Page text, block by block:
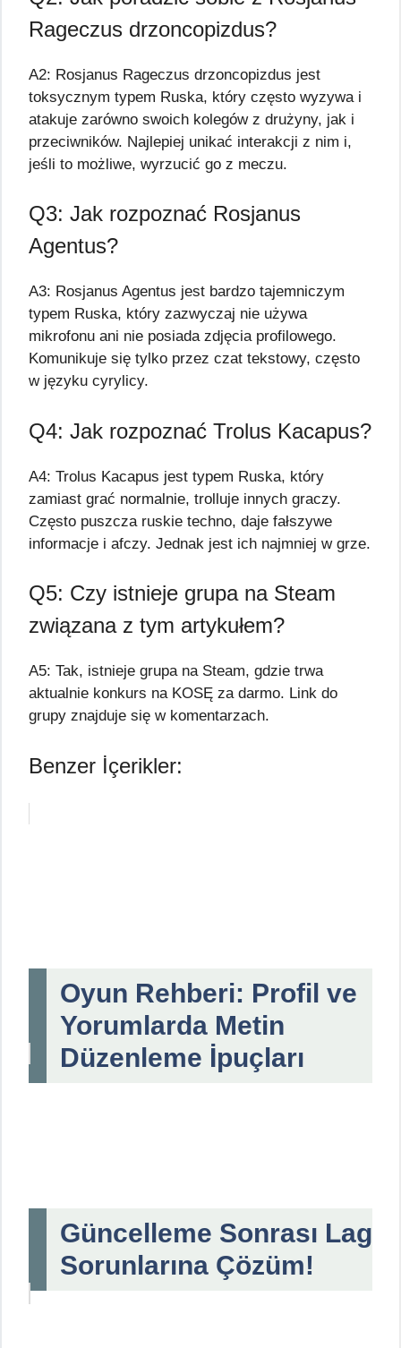
Rageczus drzoncopizdus?
A2: Rosjanus Rageczus drzoncopizdus jest
toksycznym typem Ruska, który często wyzywa i
atakuje zarówno swoich kolegów z drużyny, jak i
przeciwników. Najlepiej unikać interakcji z nim i,
jeśli to możliwe, wyrzucić go z meczu.
Q3: Jak rozpoznać Rosjanus
Agentus?
A3: Rosjanus Agentus jest bardzo tajemniczym
typem Ruska, który zazwyczaj nie używa
mikrofonu ani nie posiada zdjęcia profilowego.
Komunikuje się tylko przez czat tekstowy, często
w języku cyrylicy.
Q4: Jak rozpoznać Trolus Kacapus?
A4: Trolus Kacapus jest typem Ruska, który
zamiast grać normalnie, trolluje innych graczy.
Często puszcza ruskie techno, daje fałszywe
informacje i afczy. Jednak jest ich najmniej w grze.
Q5: Czy istnieje grupa na Steam
związana z tym artykułem?
A5: Tak, istnieje grupa na Steam, gdzie trwa
aktualnie konkurs na KOSĘ za darmo. Link do
grupy znajduje się w komentarzach.
Benzer İçerikler:
Oyun Rehberi: Profil ve
Yorumlarda Metin
Düzenleme İpuçları
Güncelleme Sonrası Lag
Sorunlarına Çözüm!